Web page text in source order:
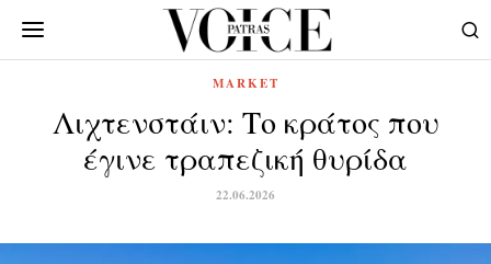
MARKET
Λιχτενστάιν: Το κράτος που
έγινε τραπεζική θυρίδα
22.06.2026